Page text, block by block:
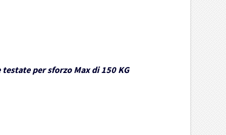
per sforzo Max di 150 KG